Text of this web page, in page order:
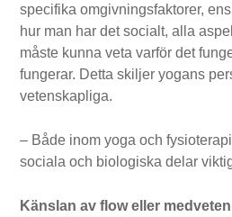
specifika omgivningsfaktorer,
hur man har det socialt, alla
måste kunna veta varför det
fungerar. Detta skiljer yogans
vetenskapliga.
– Både inom yoga och
sociala och biologiska delar
Känslan av flow eller medveten